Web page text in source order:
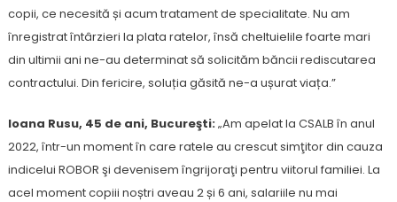
copii, ce necesită și acum tratament de specialitate. Nu am
înregistrat întârzieri la plata ratelor, însă cheltuielile foarte mari
din ultimii ani ne-au determinat să solicităm băncii rediscutarea
contractului. Din fericire, soluția găsită ne-a ușurat viața.”
Ioana Rusu, 45 de ani, Bucureşti:„Am apelat la CSALB în anul
2022, într-un moment în care ratele au crescut simţitor din cauza
indicelui ROBOR şi devenisem îngrijoraţi pentru viitorul familiei. La
acel moment copiii noștri aveau 2 și 6 ani, salariile nu mai